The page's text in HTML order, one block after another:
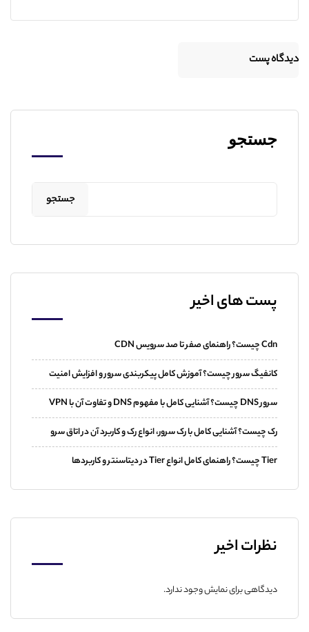
جستجو
جستجو
پست های اخیر
Cdn چیست؟ راهنمای صفر تا صد سرویس CDN
کانفیگ سرور چیست؟ آموزش کامل پیکربندی سرور و افزایش امنیت
سرور DNS چیست؟ آشنایی کامل با مفهوم DNS و تفاوت آن با VPN
رک چیست؟ آشنایی کامل با رک سرور، انواع رک و کاربرد آن در اتاق سرو
Tier چیست؟ راهنمای کامل انواع Tier در دیتاسنتر و کاربردها
نظرات اخیر
دیدگاهی برای نمایش وجود ندارد.